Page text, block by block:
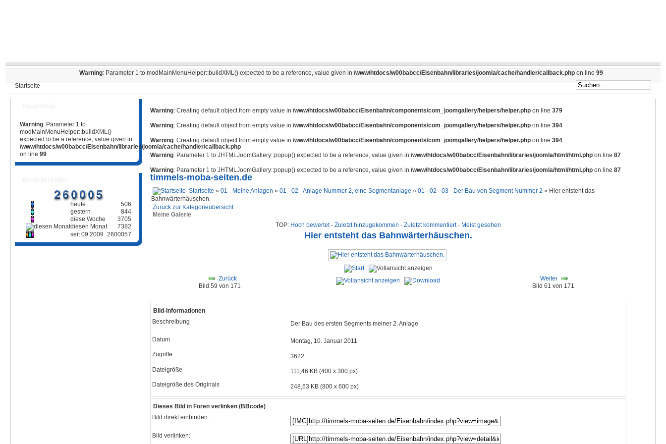
Warning: Parameter 1 to modMainMenuHelper::buildXML() expected to be a reference, value given in /www/htdocs/w00babcc/Eisenbahn/libraries/joomla/cache/handler/callback.phpon line 99
Startseite
Warning: Parameter 1 to
modMainMenuHelper::buildXML()
expected to be a reference, value given in
/www/htdocs/w00babcc/Eisenbahn/libraries/joomla/cache/handler/callback.php
on line 99
heute
506
gestern
844
diese Woche
3705
diesen Monat
7382
seit 09.2009 2600057
Warning: Creating default object from empty value in /www/htdocs/w00babcc/Eisenbahn/components/com_joomgallery/helpers/helper.phpon line 379
Warning: Creating default object from empty value in /www/htdocs/w00babcc/Eisenbahn/components/com_joomgallery/helpers/helper.phpon line 394
Warning: Creating default object from empty value in /www/htdocs/w00babcc/Eisenbahn/components/com_joomgallery/helpers/helper.phpon line 394
Warning: Parameter 1 to JHTMLJoomGallery::popup() expected to be a reference, value given in /www/htdocs/w00babcc/Eisenbahn/libraries/joomla/html/html.phpon line 87
Warning: Parameter 1 to JHTMLJoomGallery::popup() expected to be a reference, value given in /www/htdocs/w00babcc/Eisenbahn/libraries/joomla/html/html.phpon line 87
timmels-moba-seiten.de
Startseite » 01 - Meine Anlagen » 01 - 02 - Anlage Nummer 2, eine Segmentanlage » 01 - 02 - 03 - Der Bau von Segment Nummer 2 » Hier entsteht das
Bahnwärterhäuschen.
Zurück zur Kategorieübersicht
Meine Galerie
TOP: Hoch bewertet- Zuletzt hinzugekommen - Zuletzt kommentiert- Meist gesehen
Hier entsteht das Bahnwärterhäuschen.
Zurück
Bild 59 von 171
Weiter
Bild 61 von 171
Bild-Informationen
Beschreibung
Der Bau des ersten Segments meiner 2. Anlage
Datum
Montag, 10. Januar 2011
Zugriffe
3622
Dateigröße
111,46 KB (400 x 300 px)
Dateigröße des Originals
248,63 KB (800 x 600 px)
Dieses Bild in Foren verlinken (BBcode)
Bild direkt einbinden:
Bild verlinken: